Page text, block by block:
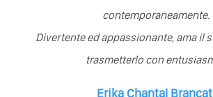
contemporaneamente.
Divertente ed appassionante, ama il
trasmetterlo con
Erika Chantal